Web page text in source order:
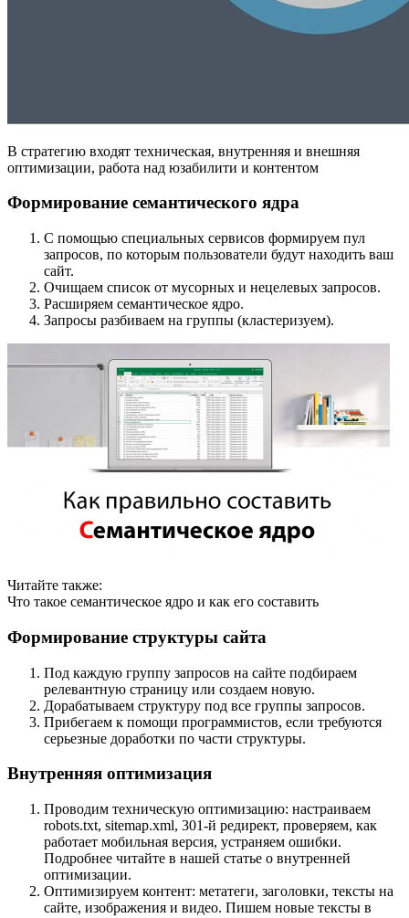
В стратегию входят техническая, внутренняя и внешняя
оптимизации, работа над юзабилити и контентом
Формирование семантического ядра
С помощью специальных сервисов формируем пул
запросов, по которым пользователи будут находить ваш
сайт.
Очищаем список от мусорных и нецелевых запросов.
Расширяем семантическое ядро.
Запросы разбиваем на группы (кластеризуем).
Читайте также:
Что такое семантическое ядро и как его составить
Формирование структуры сайта
Под каждую группу запросов на сайте подбираем
релевантную страницу или создаем новую.
Дорабатываем структуру под все группы запросов.
Прибегаем к помощи программистов, если требуются
серьезные доработки по части структуры.
Внутренняя оптимизация
Проводим техническую оптимизацию: настраиваем
robots.txt, sitemap.xml, 301-й редирект, проверяем, как
работает мобильная версия, устраняем ошибки.
Подробнее читайте в нашей статье о внутренней
оптимизации.
Оптимизируем контент: метатеги, заголовки, тексты на
сайте, изображения и видео. Пишем новые тексты в